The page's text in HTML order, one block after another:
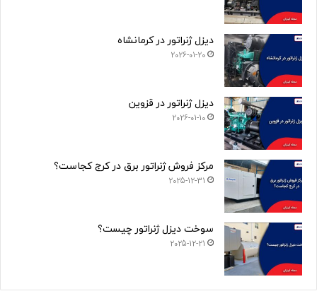
دیزل ژنراتور در کرمانشاه
2026-01-20
دیزل ژنراتور در قزوین
2026-01-10
مرکز فروش ژنراتور برق در کرج کجاست؟
2025-12-31
سوخت دیزل ژنراتور چیست؟
2025-12-21